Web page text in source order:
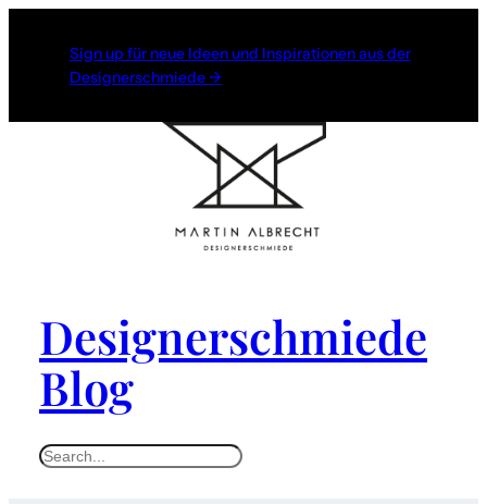
Sign up für neue Ideen und Inspirationen aus der
Designerschmiede →
Designerschmiede
Blog
S